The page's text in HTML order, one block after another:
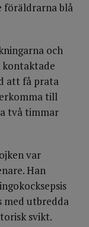
föräldrarna blå
och
kontaktade
att få prata
till
två timmar
var
Han
med utbredda
svikt.